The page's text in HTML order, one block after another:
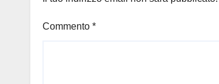
Commento *